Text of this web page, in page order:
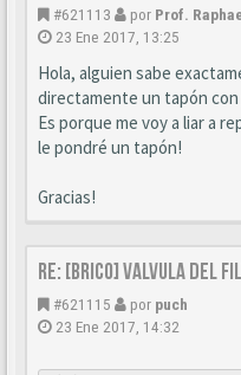
#621113 por Prof.
23 Ene 2017, 13:25
Hola, alguien sabe
directamente un tapón
Es porque me voy a liar a
le pondré un tapón!
Gracias!
Re: [BRICO] Valvula
#621115 por puch
23 Ene 2017, 14:32